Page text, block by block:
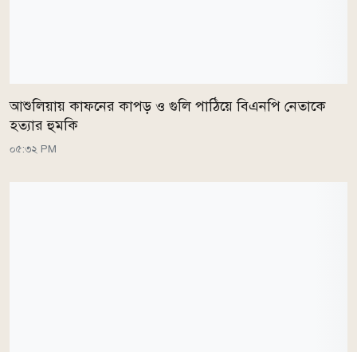
আশুলিয়ায় কাফনের কাপড় ও গুলি পাঠিয়ে বিএনপি নেতাকে
হত্যার হুমকি
০৫:৩২ PM